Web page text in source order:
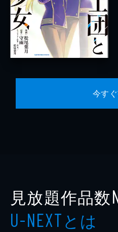
今す
見放題作品数
U-NEXTとは